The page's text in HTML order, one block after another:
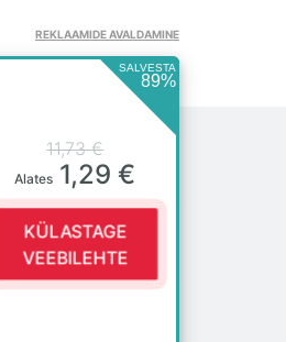
REKLAAMIDE AVALDAMINE
SALVESTA
89%
11,73 €
Alates 1,29 €
KÜLASTAGE
VEEBILEHTE